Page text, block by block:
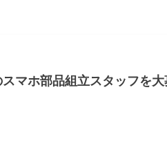
マホ部品組立スタッフを大